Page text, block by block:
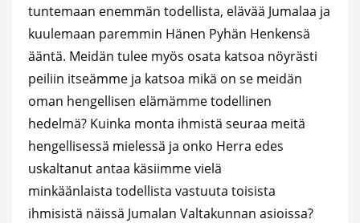
tuntemaan enemmän todellista, elävää Jumalaa ja
kuulemaan paremmin Hänen Pyhän Henkensä
ääntä. Meidän tulee myös osata katsoa nöyrästi
peiliin itseämme ja katsoa mikä on se meidän
oman hengellisen elämämme todellinen
hedelmä? Kuinka monta ihmistä seuraa meitä
hengellisessä mielessä ja onko Herra edes
uskaltanut antaa käsiimme vielä
minkäänlaista todellista vastuuta toisista
ihmisistä näissä Jumalan Valtakunnan asioissa?